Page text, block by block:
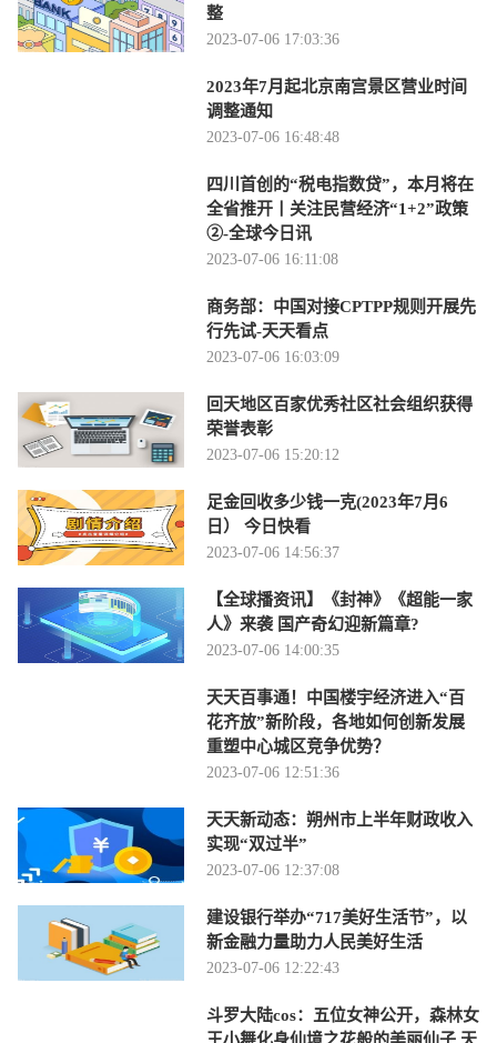
整
2023-07-06 17:03:36
2023年7月起北京南宫景区营业时间
调整通知
2023-07-06 16:48:48
四川首创的“税电指数贷”，本月将在
全省推开丨关注民营经济“1+2”政策
②-全球今日讯
2023-07-06 16:11:08
商务部：中国对接CPTPP规则开展先
行先试-天天看点
2023-07-06 16:03:09
回天地区百家优秀社区社会组织获得
荣誉表彰
2023-07-06 15:20:12
足金回收多少钱一克(2023年7月6
日） 今日快看
2023-07-06 14:56:37
【全球播资讯】《封神》《超能一家
人》来袭 国产奇幻迎新篇章?
2023-07-06 14:00:35
天天百事通！中国楼宇经济进入“百
花齐放”新阶段，各地如何创新发展
重塑中心城区竞争优势？
2023-07-06 12:51:36
天天新动态：朔州市上半年财政收入
实现“双过半”
2023-07-06 12:37:08
建设银行举办“717美好生活节”，以
新金融力量助力人民美好生活
2023-07-06 12:22:43
斗罗大陆cos：五位女神公开，森林女